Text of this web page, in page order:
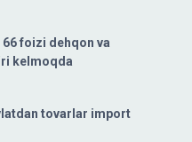
foizi dehqon va
kelmoqda
tovarlar import